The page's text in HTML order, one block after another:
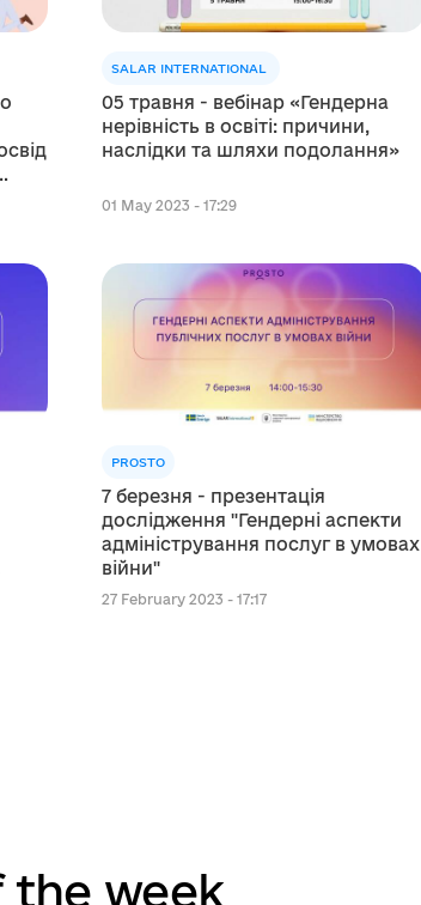
SALAR INTERNATIONAL
05 травня - вебінар «Гендерна
нерівність в освіті: причини,
наслідки та шляхи подолання»
01 May 2023 - 17:29
PROSTO
7 березня - презентація
дослідження "Гендерні аспекти
адміністрування послуг в умовах
війни"
27 February 2023 - 17:17
the week